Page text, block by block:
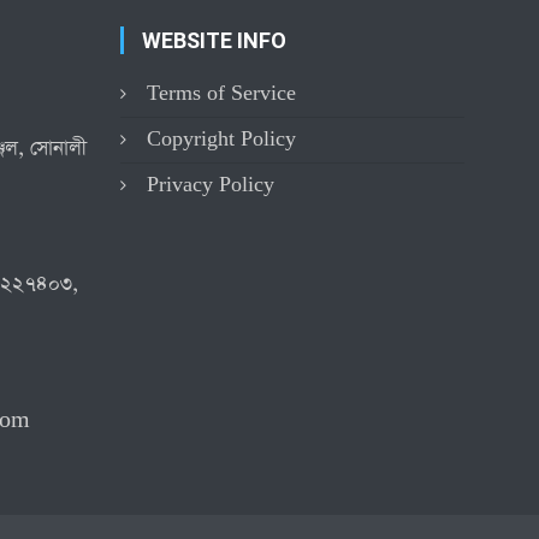
সোনালী
WEBSITE INFO
Terms of Service
Copyright Policy
Privacy Policy